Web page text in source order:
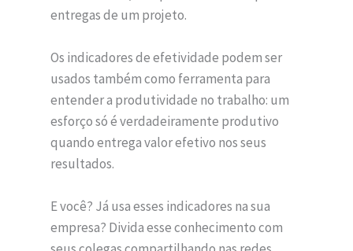
entregas de um projeto.
Os indicadores de efetividade podem ser
usados também como ferramenta para
entender a produtividade no trabalho: um
esforço só é verdadeiramente produtivo
quando entrega valor efetivo nos seus
resultados.
E você? Já usa esses indicadores na sua
empresa? Divida esse conhecimento com